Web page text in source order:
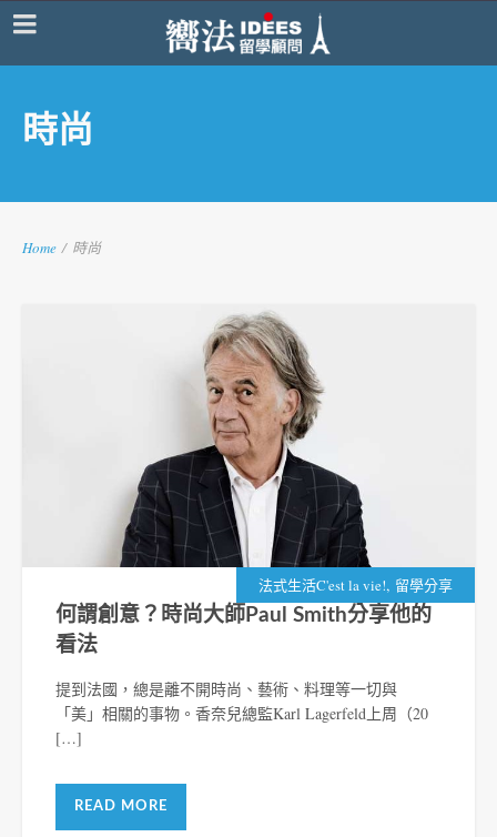
時尚
Home / 時尚
法式生活C'est la vie!, 留學分享
何謂創意？時尚大師Paul Smith分享他的
看法
提到法國，總是離不開時尚、藝術、料理等一切與
「美」相關的事物。香奈兒總監Karl Lagerfeld上周（20
[…]
READ MORE